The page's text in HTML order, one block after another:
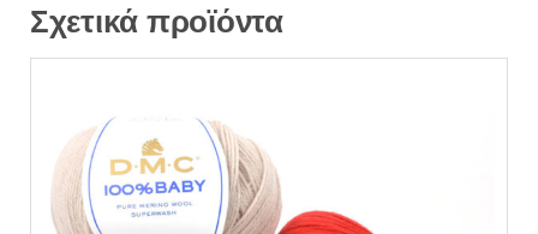
Σχετικά προϊόντα